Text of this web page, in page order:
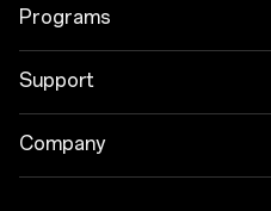
OnePlus 15R
OnePlus Nord 5
Tablet
Wearables
Cases & Protection
Programs
Link your OnePlus Devices
Discount Program
Support
Shopping FAQs
Company